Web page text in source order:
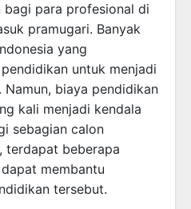
bagi para profesional di
pramugari. Banyak
yang
untuk menjadi
biaya pendidikan
kali menjadi kendala
sebagian calon
terdapat beberapa
membantu
tersebut.